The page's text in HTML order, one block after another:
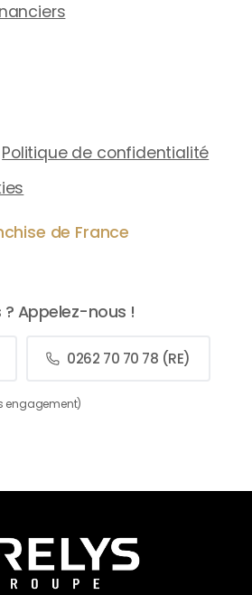
Politique de confidentialité
de France
? Appelez-nous !
0262 70 70 78 (RE)
engagement)